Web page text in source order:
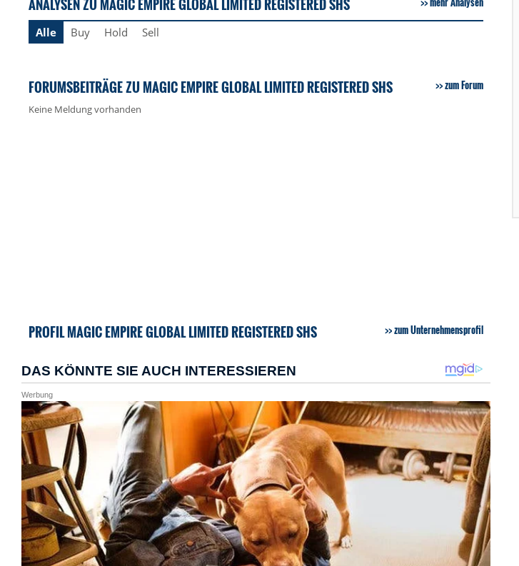
ANALYSEN ZU MAGIC EMPIRE GLOBAL LIMITED REGISTERED SHS
Alle Buy Hold Sell
FORUMSBEITRÄGE ZU MAGIC EMPIRE GLOBAL LIMITED REGISTERED SHS zum Forum
Keine Meldung vorhanden
PROFIL MAGIC EMPIRE GLOBAL LIMITED REGISTERED SHS zum Unternehmensprofil